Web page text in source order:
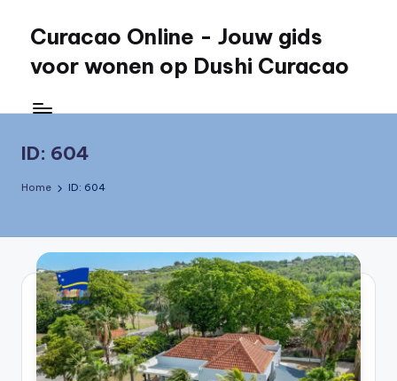
content
Curacao Online - Jouw gids
voor wonen op Dushi Curacao
gids
wonen
Dushi
ID: 604
Home ID: 604